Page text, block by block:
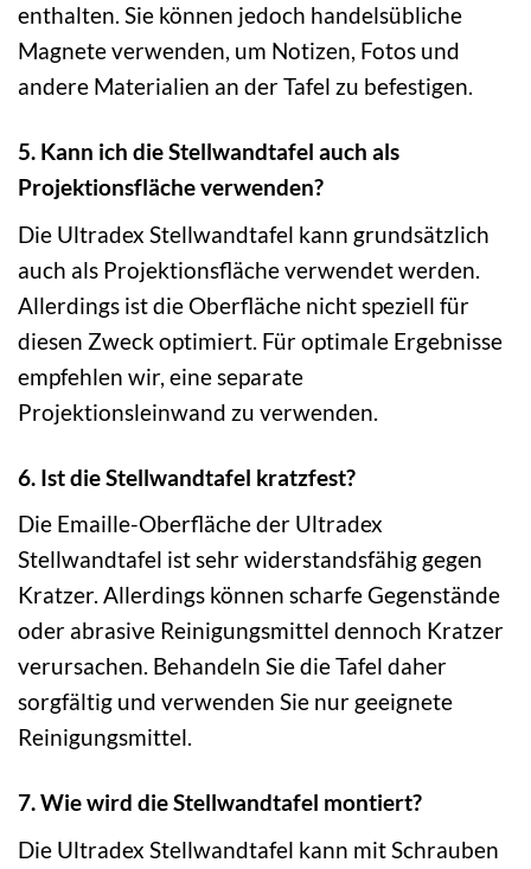
enthalten. Sie können jedoch handelsübliche
Magnete verwenden, um Notizen, Fotos und
andere Materialien an der Tafel zu befestigen.
5. Kann ich die Stellwandtafel auch als
Projektionsfläche verwenden?
Die Ultradex Stellwandtafel kann grundsätzlich
auch als Projektionsfläche verwendet werden.
Allerdings ist die Oberfläche nicht speziell für
diesen Zweck optimiert. Für optimale Ergebnisse
empfehlen wir, eine separate
Projektionsleinwand zu verwenden.
6. Ist die Stellwandtafel kratzfest?
Die Emaille-Oberfläche der Ultradex
Stellwandtafel ist sehr widerstandsfähig gegen
Kratzer. Allerdings können scharfe Gegenstände
oder abrasive Reinigungsmittel dennoch Kratzer
verursachen. Behandeln Sie die Tafel daher
sorgfältig und verwenden Sie nur geeignete
Reinigungsmittel.
7. Wie wird die Stellwandtafel montiert?
Die Ultradex Stellwandtafel kann mit Schrauben